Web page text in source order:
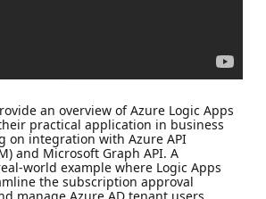
an overview of Azure Logic Apps
practical application in business
on integration with Azure API
and Microsoft Graph API. A
world example where Logic Apps
the subscription approval
manage Azure AD tenant users